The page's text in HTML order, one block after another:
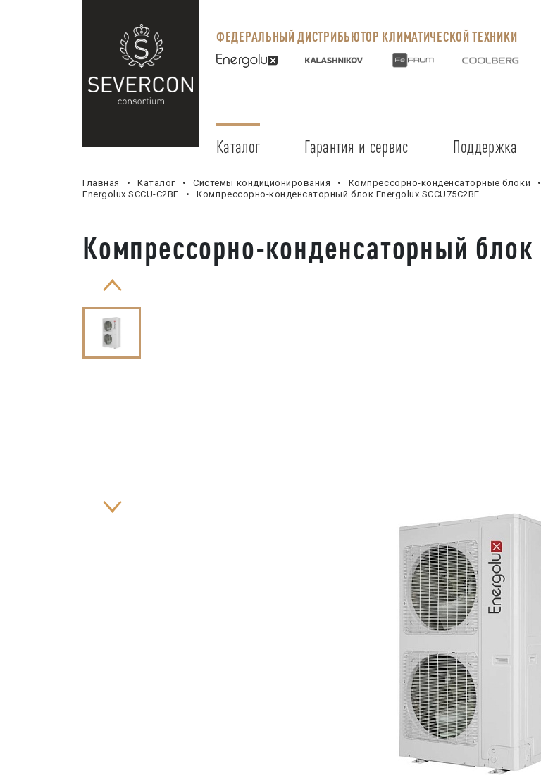
ФЕДЕРАЛЬНЫЙ ДИСТРИБЬЮТОР КЛИМАТИЧЕСКОЙ ТЕХНИКИ
Каталог Гарантия и сервис
Сервисные центры
Прайс-лист на услуги
Поддержка
Регистрация
Документация
Главная Каталог Системы кондиционирования Компрессорно-конденсаторные блоки
Energolux SCCU-C2BF
Компрессорно-конденсаторный блок Energolux SCCU75C2BF
Компрессорно-конденсаторный блок